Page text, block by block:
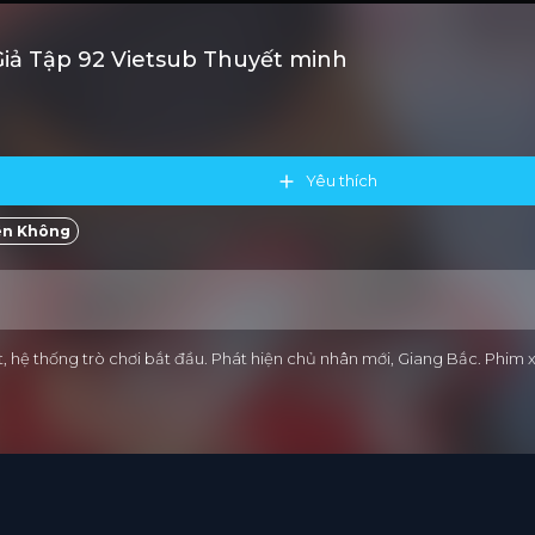
Tập 92 Vietsub Thuyết minh
Yêu thích
Không
hệ thống trò chơi bắt đầu. Phát hiện chủ nhân mới, Giang Bắc.